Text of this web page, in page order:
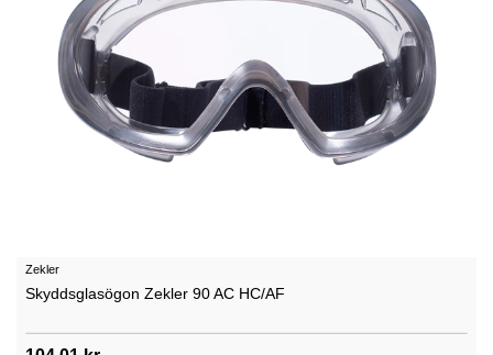
Zekler
Skyddsglasögon Zekler 90 AC HC/AF